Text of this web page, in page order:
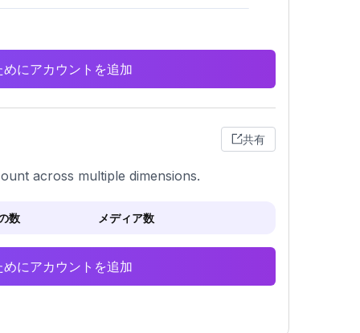
にアカウントを追加
共有
across multiple dimensions.
数 メディア数
にアカウントを追加